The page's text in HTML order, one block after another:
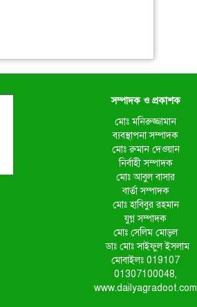
সম্পাদক ও প্রকাশক
মোঃ মনিরুজ্জামান
ব্যবস্থাপনা সম্পাদক
মোঃ রুমান দেওয়ান
নির্বাহী সম্পাদক
মোঃ আবুল বাসার
বার্তা সম্পাদক
মোঃ হাবিবুর রহমান
যুগ্ন সম্পাদক
মোঃ সেলিম মোড়ল
ডাঃ মোঃ সাইফুল ইসলাম
মোবাইলঃ 019107
01307100048,
www.dailyagradoot.com